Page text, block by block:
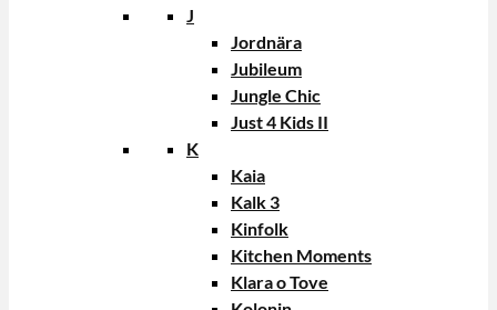
J
Jordnära
Jubileum
Jungle Chic
Just 4 Kids II
K
Kaia
Kalk 3
Kinfolk
Kitchen Moments
Klara o Tove